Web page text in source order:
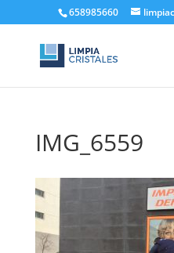
658985660
IMG_6559